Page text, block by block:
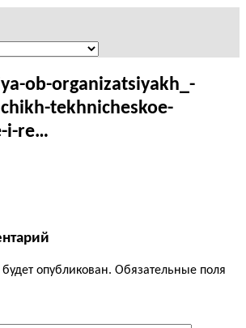
ob-organizatsiyakh_-
tekhnicheskoe-
i-re…
опубликован. Обязательные поля